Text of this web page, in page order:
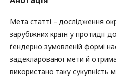
Мета статті – дослідження
зарубіжних країн у протидії
ґендерно зумовленій формі
задекларованої мети й
використано таку сукупність